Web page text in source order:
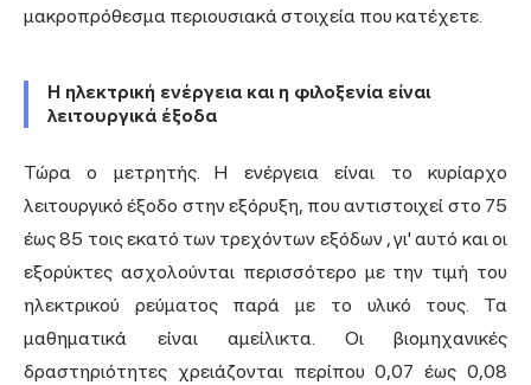
μακροπρόθεσμα περιουσιακά στοιχεία που κατέχετε.
Η ηλεκτρική ενέργεια και η φιλοξενία είναι
λειτουργικά έξοδα
Τώρα ο μετρητής. Η ενέργεια είναι το κυρίαρχο
λειτουργικό έξοδο στην εξόρυξη, που αντιστοιχεί στο 75
έως 85 τοις εκατό των τρεχόντων εξόδων , γι' αυτό και οι
εξορύκτες ασχολούνται περισσότερο με την τιμή του
ηλεκτρικού ρεύματος παρά με το υλικό τους. Τα
μαθηματικά είναι αμείλικτα. Οι βιομηχανικές
δραστηριότητες χρειάζονται περίπου 0,07 έως 0,08